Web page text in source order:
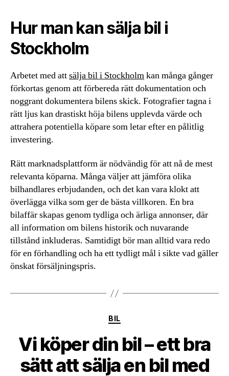
Hur man kan sälja bil i
Stockholm
Arbetet med attsälja bil i Stockholmkan många gånger
förkortas genom att förbereda rätt dokumentation och
noggrant dokumentera bilens skick. Fotografier tagna i
rätt ljus kan drastiskt höja bilens upplevda värde och
attrahera potentiella köpare som letar efter en pålitlig
investering.
Rätt marknadsplattform är nödvändig för att nå de mest
relevanta köparna. Många väljer att jämföra olika
bilhandlares erbjudanden, och det kan vara klokt att
överlägga vilka som ger de bästa villkoren. En bra
bilaffär skapas genom tydliga och ärliga annonser, där
all information om bilens historik och nuvarande
tillstånd inkluderas. Samtidigt bör man alltid vara redo
för en förhandling och ha ett tydligt mål i sikte vad gäller
önskat försäljningspris.
Kategorier
BIL
Vi köper din bil – ett bra
sätt att sälja en bil med